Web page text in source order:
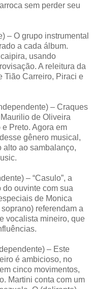
sem perder seu
– O grupo instrumental
a cada álbum.
usando
A releitura da
Tião Carreiro, Piraci e
– Craques
de Oliveira
Preto. Agora em
gênero musical,
alto ao sambalanço,
– “Casulo”, a
ouvinte com sua
de Monica
referendam a
vocalista mineiro, que
– Este
é ambicioso, no
cinco movimentos,
Martini conta com um